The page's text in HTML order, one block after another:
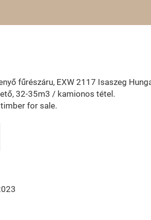
fűrészáru, EXW 2117 Isaszeg
32-35m3 / kamionos tétel.
for sale.